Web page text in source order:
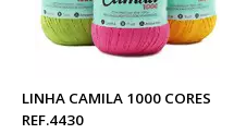
LINHA CAMILA 1000 CORES
REF.4430